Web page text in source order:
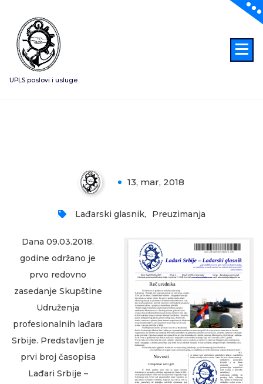
sadržaj
UPLS poslovi i usluge
13, mar, 2018
Lađarski glasnik, Preuzimanja
Dana 09.03.2018.
godine održano je
prvo redovno
zasedanje Skupštine
Udruženja
profesionalnih lađara
Srbije. Predstavljen je
prvi broj časopisa
Lađari Srbije –